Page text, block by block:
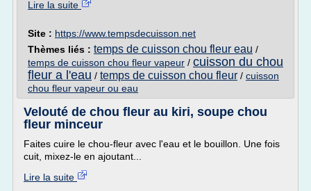
Lire la suite
Site : https://www.tempsdecuisson.net
Thèmes liés : temps de cuisson chou fleur eau /
temps de cuisson chou fleur vapeur / cuisson du chou
fleur a l'eau / temps de cuisson chou fleur / cuisson
chou fleur vapeur ou eau
Velouté de chou fleur au kiri, soupe chou
fleur minceur
Faites cuire le chou-fleur avec l'eau et le bouillon. Une fois
cuit, mixez-le en ajoutant...
Lire la suite